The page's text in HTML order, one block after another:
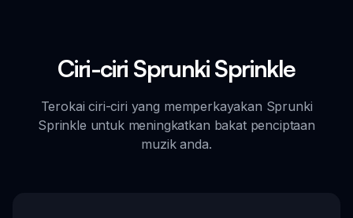
Ciri-ciri Sprunki Sprinkle
Terokai ciri-ciri yang memperkayakan Sprunki
Sprinkle untuk meningkatkan bakat penciptaan
muzik anda.